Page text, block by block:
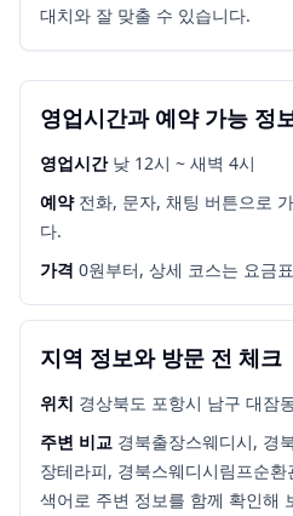
대치와 잘 맞출 수 있습니다.
영업시간과 예약 가능 정
영업시간 낮 12시 ~ 새벽 4시
예약 전화, 문자, 채팅 버튼으로
다.
가격 0원부터, 상세 코스는 요금
지역 정보와 방문 전 체크
위치 경상북도 포항시 남구 대잠
주변 비교 경북출장스웨디시, 경
장테라피, 경북스웨디시림프순
색어로 주변 정보를 함께 확인해